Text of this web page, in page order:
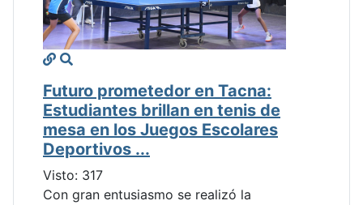
Futuro prometedor en Tacna:
Estudiantes brillan en tenis de
mesa en los Juegos Escolares
Deportivos ...
Visto: 317
Con gran entusiasmo se realizó la